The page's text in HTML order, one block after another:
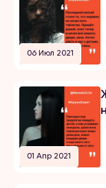
06 Июл 2021
01 Апр 2021